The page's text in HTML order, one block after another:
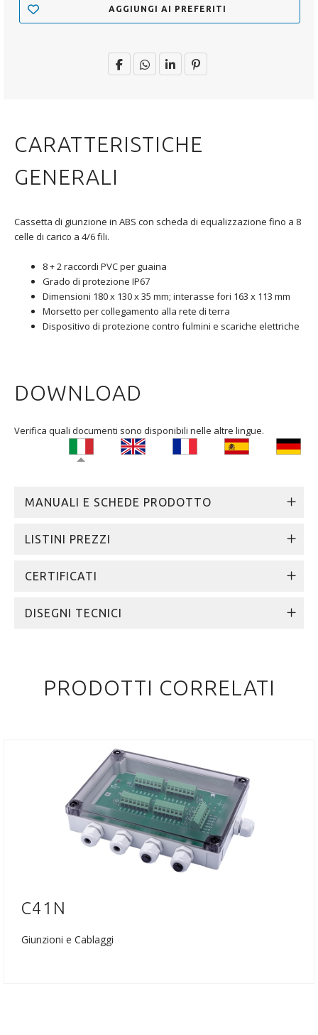
AGGIUNGI AI PREFERITI
CARATTERISTICHE
GENERALI
Cassetta di giunzione in ABS con scheda di equalizzazione fino a 8
celle di carico a 4/6 fili.
8 + 2 raccordi PVC per guaina
Grado di protezione IP67
Dimensioni 180 x 130 x 35 mm; interasse fori 163 x 113 mm
Morsetto per collegamento alla rete di terra
Dispositivo di protezione contro fulmini e scariche elettriche
DOWNLOAD
Verifica quali documenti sono disponibili nelle altre lingue.
MANUALI E SCHEDE PRODOTTO
LISTINI PREZZI
CERTIFICATI
DISEGNI TECNICI
PRODOTTI CORRELATI
C41N
Giunzioni e Cablaggi